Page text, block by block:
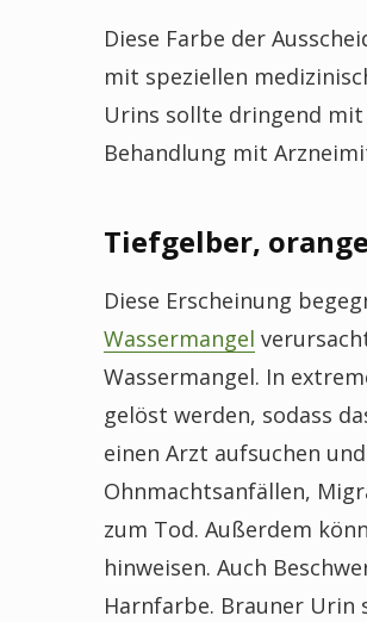
Diese Farbe der
mit speziellen
Urins sollte dringend
Behandlung mit
Tiefgelber,
Diese Erscheinung
Wassermangel
Wassermangel. In
gelöst werden, sodass
einen Arzt aufsuchen
Ohnmachtsanfällen,
zum Tod. Außerdem
hinweisen. Auch
Harnfarbe. Brauner Urin